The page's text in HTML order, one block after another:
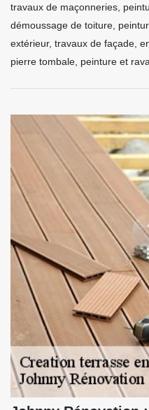
travaux de maçonneries,
démoussage de toiture,
extérieur, travaux de façade,
pierre tombale, peinture et